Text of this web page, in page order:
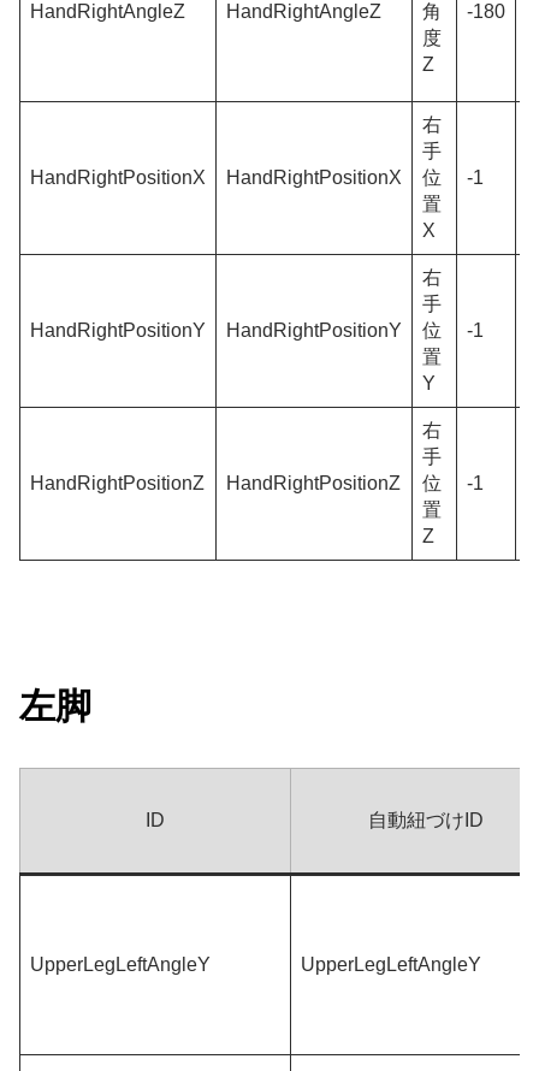
HandRightAngleZ HandRightAngleZ
角
度
Z
-180
HandRightPositionX HandRightPositionX
右
手
位
置
X
-1
HandRightPositionY HandRightPositionY
右
手
位
置
Y
-1
HandRightPositionZ HandRightPositionZ
右
手
位
置
Z
-1
左脚
ID 自動紐づけID
UpperLegLeftAngleY UpperLegLeftAngleY